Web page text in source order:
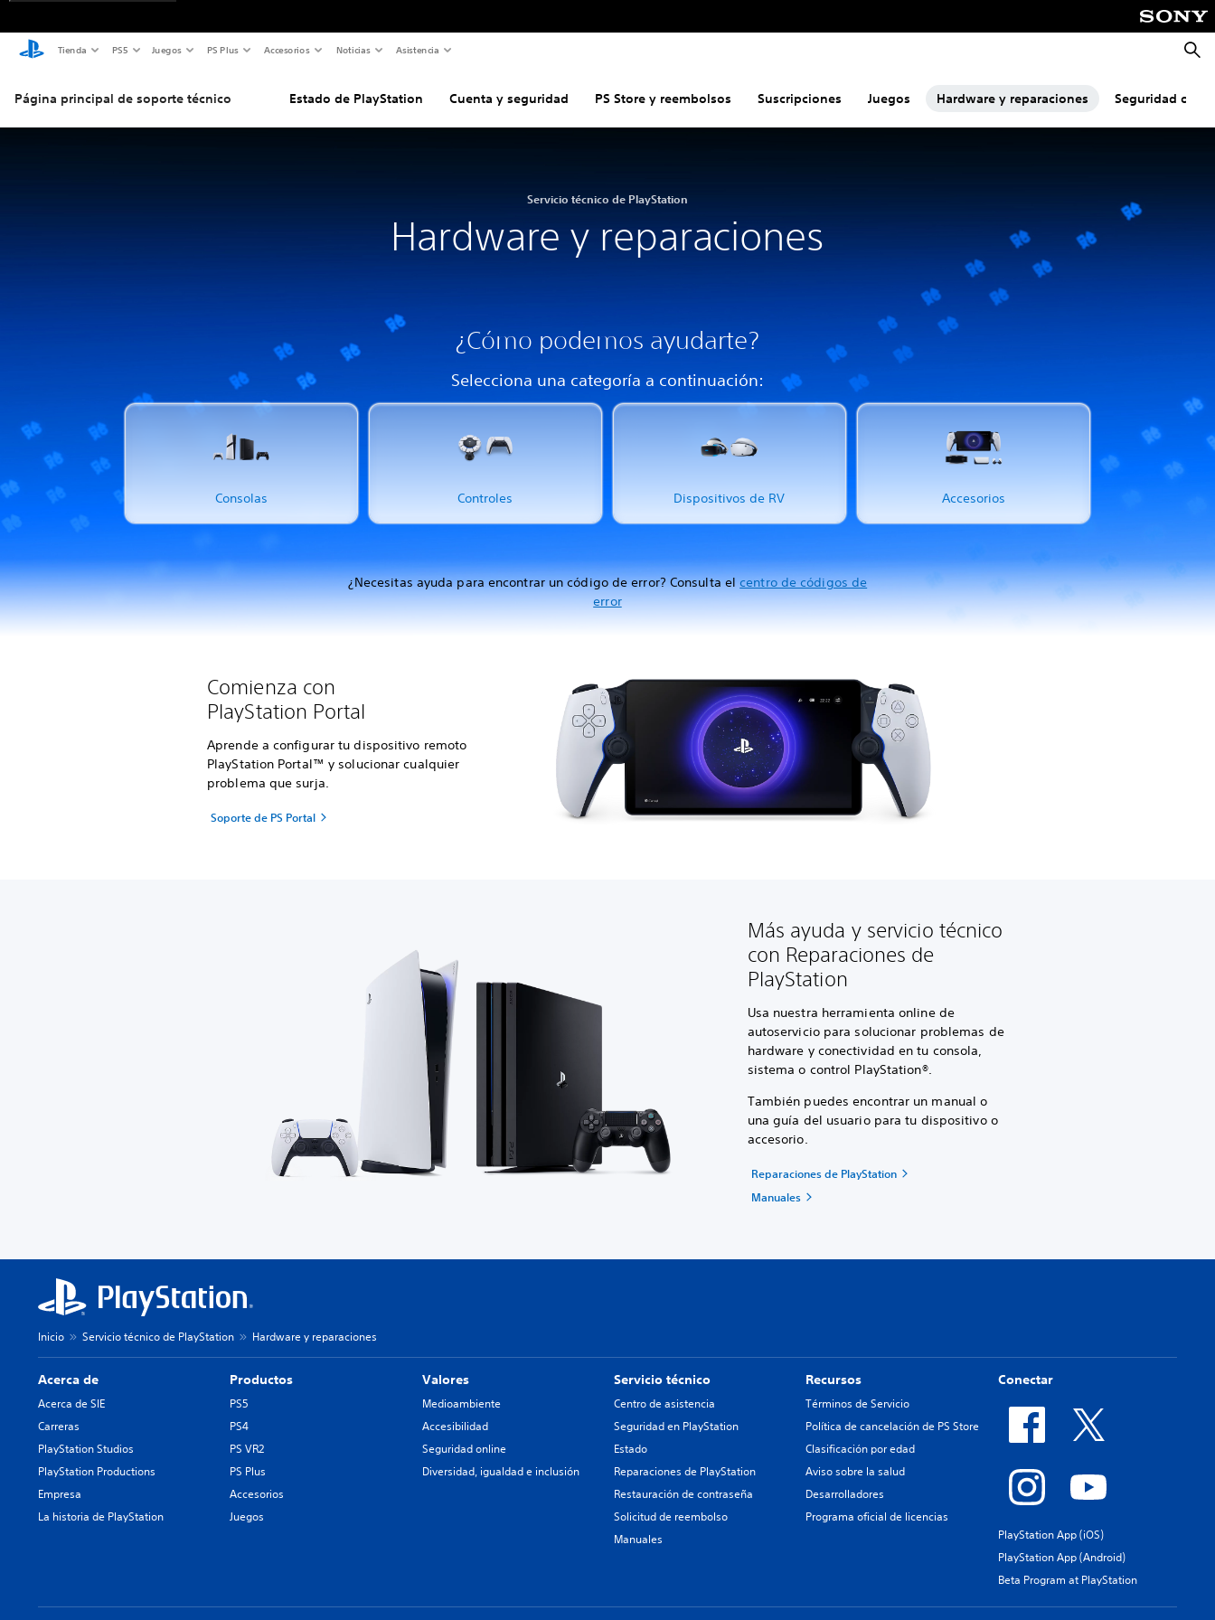
Tienda PS5 Juegos PS Plus Accesorios Noticias Asistencia
Página principal de soporte técnico Estado de PlayStation Cuenta y seguridad PS Store y reembolsos Suscripciones Juegos Hardware y reparaciones Seguridad
Servicio técnico de PlayStation
Hardware y reparaciones
¿Cómo podemos ayudarte?
Selecciona una categoría a continuación:
Consolas Controles Dispositivos de RV Accesorios
¿Necesitas ayuda para encontrar un código de error? Consulta elcentro de códigos de
error
Comienza con
PlayStation Portal
Aprende a configurar tu dispositivo remoto
PlayStation Portal™ y solucionar cualquier
problema que surja.
Soporte de PS Portal
Más ayuda y servicio técnico
con Reparaciones de
PlayStation
Usa nuestra herramienta online de
autoservicio para solucionar problemas de
hardware y conectividad en tu consola,
sistema o control PlayStation®.
También puedes encontrar un manual o
una guía del usuario para tu dispositivo o
accesorio.
Reparaciones de PlayStation
Manuales
Inicio Servicio técnico de PlayStation Hardware y reparaciones
Acerca de
Acerca de SIE
Carreras
PlayStation Studios
PlayStation Productions
Empresa
La historia de PlayStation
Productos
PS5
PS4
PS VR2
PS Plus
Accesorios
Juegos
Valores
Medioambiente
Accesibilidad
Seguridad online
Diversidad, igualdad e inclusión
Servicio técnico
Centro de asistencia
Seguridad en PlayStation
Estado
Reparaciones de PlayStation
Restauración de contraseña
Solicitud de reembolso
Manuales
Recursos
Términos de Servicio
Política de cancelación de PS Store
Clasificación por edad
Aviso sobre la salud
Desarrolladores
Programa oficial de licencias
Conectar
PlayStation App (iOS)
PlayStation App (Android)
Beta Program at PlayStation